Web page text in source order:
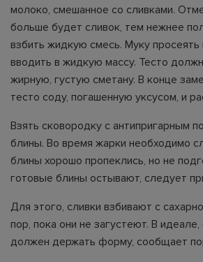
молоко, смешанное со сливками.
больше будет сливок, тем нежнее
взбить жидкую смесь. Муку просеять
вводить в жидкую массу. Тесто
жирную, густую сметану. В конце
тесто соду, погашенную уксусом, и
Взять сковородку с антипригарным
блины. Во время жарки необходимо
блины хорошо пропеклись, но не
готовые блины остывают, следует
Для этого, сливки взбивают с
пор, пока они не загустеют. В
должен держать форму, сообщает